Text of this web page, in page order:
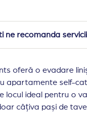
ne recomanda
oferă o evadare
apartamente self-
locul ideal pentru o
câțiva pași de